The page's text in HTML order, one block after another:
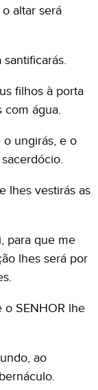
altar será
filhos à porta
com água.
o ungirás, e o
lhes vestirás as
para que me
lhes será por
o SENHOR lhe
ao